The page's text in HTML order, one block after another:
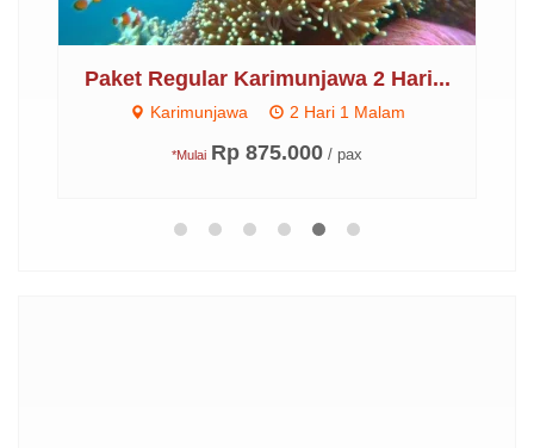
Paket Regular Karimunjawa 2 Hari...
Karimunjawa 2 Hari 1 Malam
*Mulai Rp 875.000 / pax